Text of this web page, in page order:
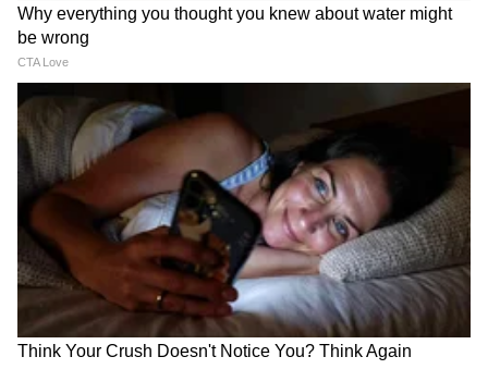
Related Articles
Bike Market: क्लचशिवाय बदला गिअर! होंडा NX500
भारतात दाखल, पाहा किंमत आणि फीचर्स
Hero ची ही स्वस्त बाईक ठरली सुपरहिट; कमी किंमत, 70